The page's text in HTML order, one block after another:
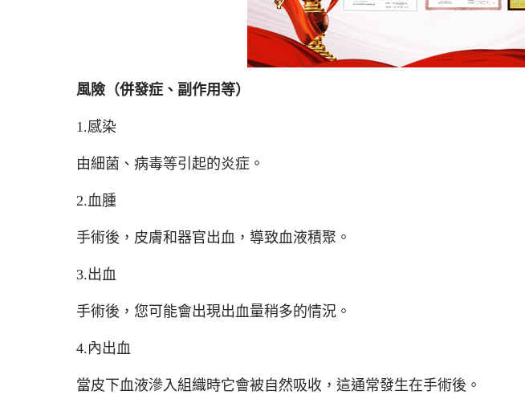
風險（併發症、副作用等）
1.感染
由細菌、病毒等引起的炎症。
2.血腫
手術後，皮膚和器官出血，導致血液積聚。
3.出血
手術後，您可能會出現出血量稍多的情況。
4.內出血
當皮下血液滲入組織時它會被自然吸收，這通常發生在手術後。